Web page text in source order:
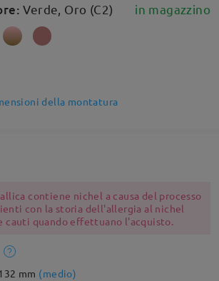
:Verde, Oro (C2) in magazzino
della montatura
contiene nichel a causa del processo
con la storia dell'allergia al nichel
cauti quando effettuano l'acquisto.
mm (medio)